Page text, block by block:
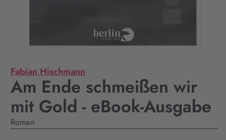
Fabian Hischmann
Am Ende schmeißen wir
mit Gold - eBook-Ausgabe
Roman